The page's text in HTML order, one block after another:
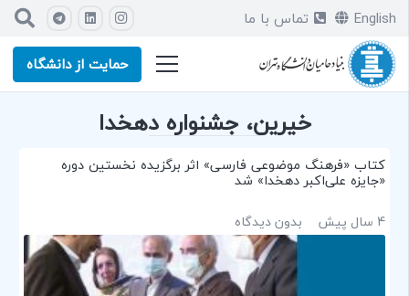
English
تماس با ما
حمایت از دانشگاه
خیرین، جشنواره دهخدا
کتاب «فرهنگ موضوعی فارسی» اثر برگزیده نخستین دوره
«جایزه علی‌اکبر دهخدا» شد
4 سال پیش
بدون دیدگاه